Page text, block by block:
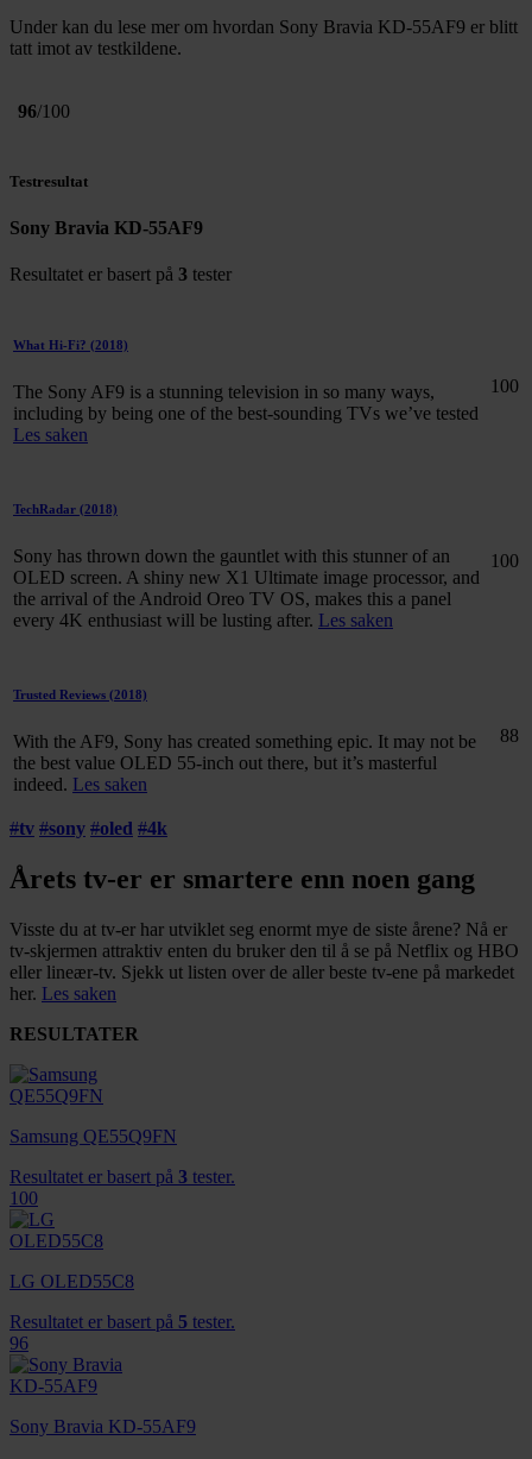
Under kan du lese mer om hvordan Sony Bravia KD-55AF9 er blitt
tatt imot av testkildene.
96/100
Testresultat
Sony Bravia KD-55AF9
Resultatet er basert på 3 tester
What Hi-Fi? (2018)
The Sony AF9 is a stunning television in so many ways,
including by being one of the best-sounding TVs we’ve tested
Les saken
100
TechRadar (2018)
Sony has thrown down the gauntlet with this stunner of an
OLED screen. A shiny new X1 Ultimate image processor, and
the arrival of the Android Oreo TV OS, makes this a panel
every 4K enthusiast will be lusting after. Les saken
100
Trusted Reviews (2018)
With the AF9, Sony has created something epic. It may not be
the best value OLED 55-inch out there, but it’s masterful
indeed. Les saken
88
#tv #sony #oled #4k
Årets tv-er er smartere enn noen gang
Visste du at tv-er har utviklet seg enormt mye de siste årene? Nå er
tv-skjermen attraktiv enten du bruker den til å se på Netflix og HBO
eller lineær-tv. Sjekk ut listen over de aller beste tv-ene på markedet
her. Les saken
RESULTATER
Samsung QE55Q9FN
Resultatet er basert på 3 tester.
100
LG OLED55C8
Resultatet er basert på 5 tester.
96
Sony Bravia KD-55AF9